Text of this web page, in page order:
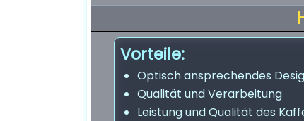
Vorteile:
Optisch ansprechendes
Qualität und Verarbeitung
Leistung und Qualität des